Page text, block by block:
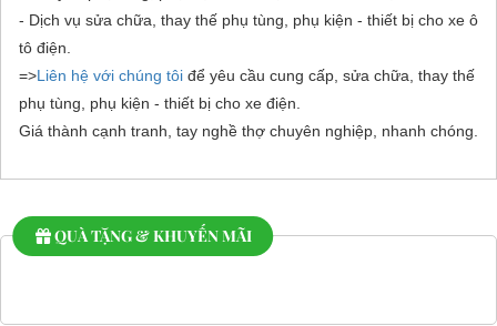
- Dịch vụ sửa chữa, thay thế phụ tùng, phụ kiện - thiết bị cho xe ô
tô điện.
=>Liên hệ với chúng tôi để yêu cầu cung cấp, sửa chữa, thay thế
phụ tùng, phụ kiện - thiết bị cho xe điện.
Giá thành cạnh tranh, tay nghề thợ chuyên nghiệp, nhanh chóng.
QUÀ TẶNG & KHUYẾN MÃI